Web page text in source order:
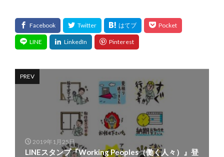
PREV
2019年1月25日
LINEスタンプ『Working Peoples（働く人々）』登